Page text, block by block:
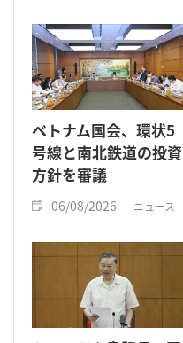
ベトナム国会、環状5
号線と南北鉄道の投資
方針を審議
06/08/2026 ニュース